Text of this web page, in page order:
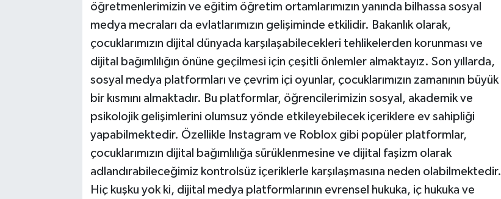
öğretmenlerimizin ve eğitim öğretim ortamlarımızın yanında bilhassa sosyal
medya mecraları da evlatlarımızın gelişiminde etkilidir. Bakanlık olarak,
çocuklarımızın dijital dünyada karşılaşabilecekleri tehlikelerden korunması ve
dijital bağımlılığın önüne geçilmesi için çeşitli önlemler almaktayız. Son yıllarda,
sosyal medya platformları ve çevrim içi oyunlar, çocuklarımızın zamanının büyük
bir kısmını almaktadır. Bu platformlar, öğrencilerimizin sosyal, akademik ve
psikolojik gelişimlerini olumsuz yönde etkileyebilecek içeriklere ev sahipliği
yapabilmektedir. Özellikle Instagram ve Roblox gibi popüler platformlar,
çocuklarımızın dijital bağımlılığa sürüklenmesine ve dijital faşizm olarak
adlandırabileceğimiz kontrolsüz içeriklerle karşılaşmasına neden olabilmektedir.
Hiç kuşku yok ki, dijital medya platformlarının evrensel hukuka, iç hukuka ve